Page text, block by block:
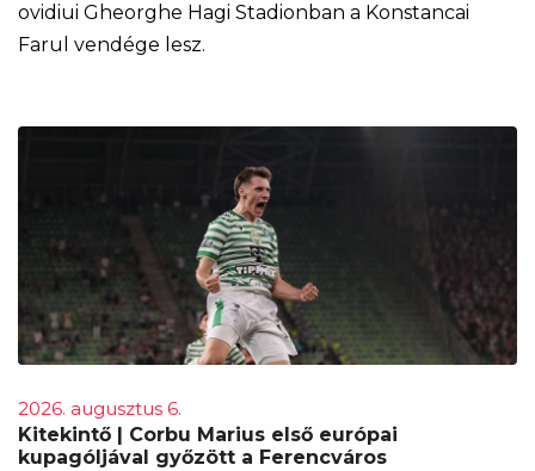
ovidiui Gheorghe Hagi Stadionban a Konstancai
Farul vendége lesz.
2026. augusztus 6.
Kitekintő | Corbu Marius első európai
kupagóljával győzött a Ferencváros